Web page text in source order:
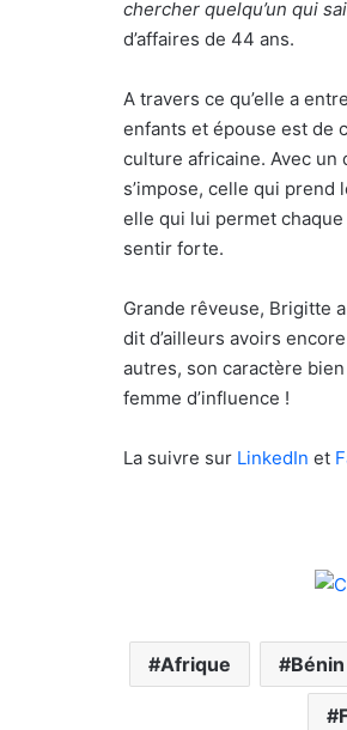
chercher quelqu’un qui
d’affaires de 44 ans.
A travers ce qu’elle a
enfants et épouse est de
culture africaine. Avec un
s’impose, celle qui prend
elle qui lui permet
sentir forte.
Grande rêveuse, Brigitte
dit d’ailleurs avoirs
autres, son caractère
femme d’influence !
La suivre sur LinkedIn et
Afrique Bénin